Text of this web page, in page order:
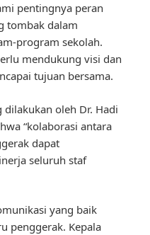
pentingnya peran
tombak dalam
program sekolah.
mendukung visi dan
tujuan bersama.
oleh Dr. Hadi
“kolaborasi antara
dapat
seluruh staf
yang baik
penggerak. Kepala